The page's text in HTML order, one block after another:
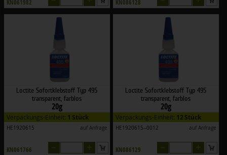
KN061982 KN086128
Loctite Sofortklebstoff Typ 495
transparent, farblos
20g
Verpackungs-Einheit: 1 Stück
HE1920615 auf Anfrage
KN061766
Loctite Sofortklebstoff Typ 495
transparent, farblos
20g
Verpackungs-Einheit: 12 Stück
HE1920615--0012 auf Anfrage
KN086129